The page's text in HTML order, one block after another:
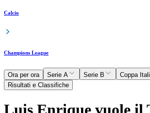
Calcio
Champions League
Ora per ora Serie A Serie B Coppa
Risultati e Classifiche
Luis Enrique vuole il